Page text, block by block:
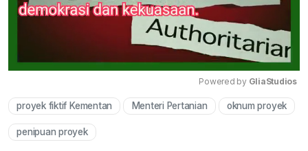
Mute
Powered by GliaStudios
proyek fiktif Kementan Menteri Pertanian oknum proyek
penipuan proyek